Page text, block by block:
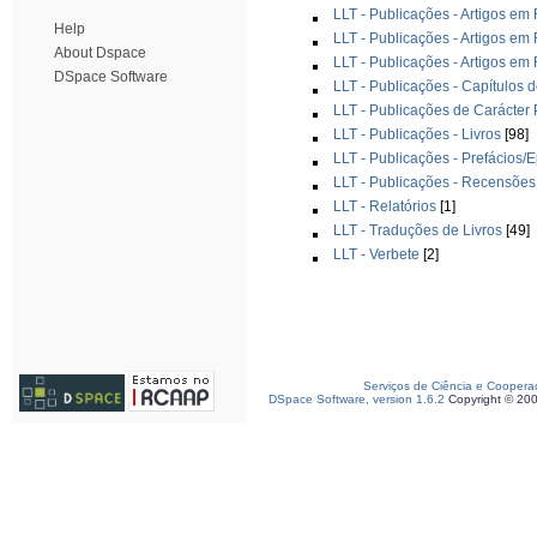
Help
About Dspace
DSpace Software
LLT - Publicações - Artigos
LLT - Publicações - Artigos
LLT - Publicações - Artigos
LLT - Publicações - Capítulos
LLT - Publicações de Carácter
LLT - Publicações - Livros [98]
LLT - Publicações - Prefácios/
LLT - Publicações -
LLT - Relatórios [1]
LLT - Traduções de Livros [49]
LLT - Verbete [2]
Serviços de Ciência e
DSpace Software, version 1.6.2 Copyright ©